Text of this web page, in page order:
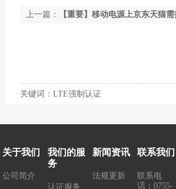
上一篇：
【重要】移动电源上京东天猫
关键词：LTE强制认证
关于我们
公司简介
我们的服
务
认证服务
新闻资讯
法规更新
联系我们
联系电
话：0755-